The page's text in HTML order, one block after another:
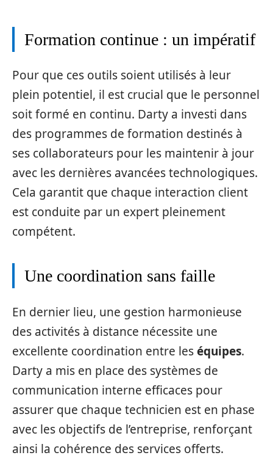
Formation continue : un impératif
Pour que ces outils soient utilisés à leur
plein potentiel, il est crucial que le personnel
soit formé en continu. Darty a investi dans
des programmes de formation destinés à
ses collaborateurs pour les maintenir à jour
avec les dernières avancées technologiques.
Cela garantit que chaque interaction client
est conduite par un expert pleinement
compétent.
Une coordination sans faille
En dernier lieu, une gestion harmonieuse
des activités à distance nécessite une
excellente coordination entre leséquipes.
Darty a mis en place des systèmes de
communication interne efficaces pour
assurer que chaque technicien est en phase
avec les objectifs de l’entreprise, renforçant
ainsi la cohérence des services offerts.